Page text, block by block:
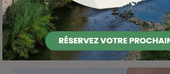
Riche en patrimoine
Tous les lieux Activités Balades